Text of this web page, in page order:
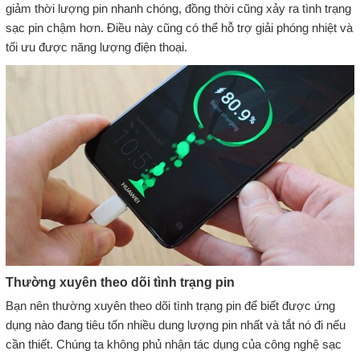
giảm thời lượng pin nhanh chóng, đồng thời cũng xảy ra tình trạng
sạc pin chậm hơn. Điều này cũng có thể hỗ trợ giải phóng nhiệt và
tối ưu được năng lượng điện thoại.
Thường xuyên theo dõi tình trạng pin
Bạn nên thường xuyên theo dõi tình trạng pin để biết được ứng
dụng nào đang tiêu tốn nhiều dung lượng pin nhất và tắt nó đi nếu
cần thiết. Chúng ta không phủ nhận tác dụng của công nghệ sạc